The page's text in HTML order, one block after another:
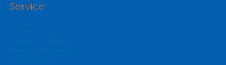
Service